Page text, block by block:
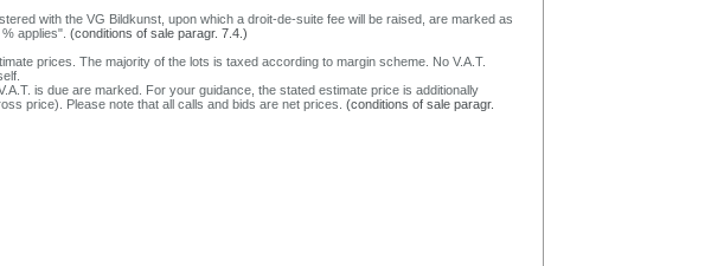
with the VG Bildkunst, upon which a droit-de-suite fee will be raised, are marked as
applies". (conditions of sale paragr. 7.4.)
prices. The majority of the lots is taxed according to margin scheme. No V.A.T.
is due are marked. For your guidance, the stated estimate price is additionally
price). Please note that all calls and bids are net prices. (conditions of sale paragr.